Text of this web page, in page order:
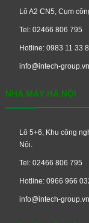
Lô A2 CN5, Cụm
Tel: 02466 806 795
Hotline: 0983 11 33
info@intech-group.vn
NHÀ MÁY HÀ NỘI
Lô 5+6, Khu công
Nội.
Tel: 02466 806 795
Hotline: 0966 966
info@intech-group.vn